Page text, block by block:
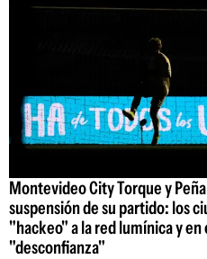
Montevideo City Torque y
suspensión de su partido: los
"hackeo" a la red lumínica y
"desconfianza"